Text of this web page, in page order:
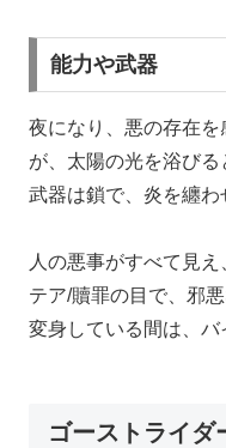
能力や武器
夜になり、悪の存在
が、太陽の光を浴びる
武器は鎖で、炎を纏わ
人の悪事がすべて見
テア/贖罪の目で、邪
変身している間は、バ
ゴーストライダ